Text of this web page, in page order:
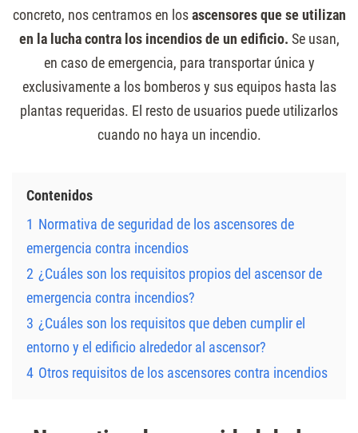
concreto, nos centramos en losascensores que se utilizan
en la lucha contra los incendios de un edificio. Se usan,
en caso de emergencia, para transportar única y
exclusivamente a los bomberos y sus equipos hasta las
plantas requeridas. El resto de usuarios puede utilizarlos
cuando no haya un incendio.
Contenidos
1 Normativa de seguridad de los ascensores de
emergencia contra incendios
2 ¿Cuáles son los requisitos propios del ascensor de
emergencia contra incendios?
3 ¿Cuáles son los requisitos que deben cumplir el
entorno y el edificio alrededor al ascensor?
4 Otros requisitos de los ascensores contra incendios